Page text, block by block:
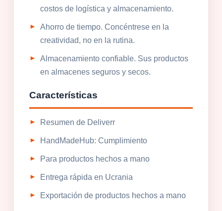
costos de logística y almacenamiento.
Ahorro de tiempo. Concéntrese en la
creatividad, no en la rutina.
Almacenamiento confiable. Sus productos
en almacenes seguros y secos.
Características
Resumen de Deliverr
HandMadeHub: Cumplimiento
Para productos hechos a mano
Entrega rápida en Ucrania
Exportación de productos hechos a mano